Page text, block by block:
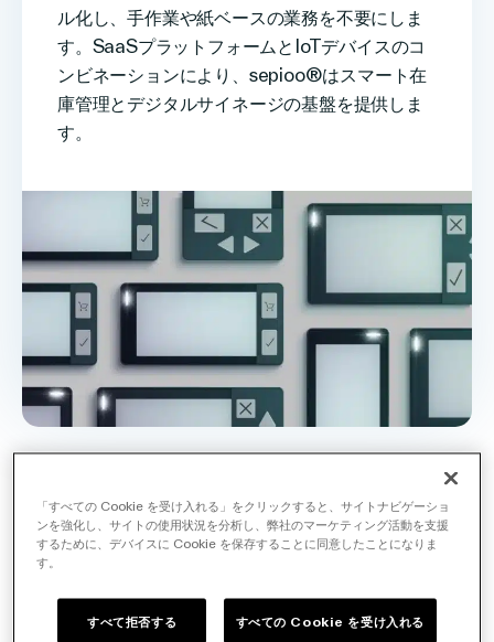
日本語
ル化し、手作業や紙ベースの業務を不要にしま
す。SaaSプラットフォームとIoTデバイスのコ
ンビネーションにより、sepioo®はスマート在
庫管理とデジタルサイネージの基盤を提供しま
す。
PDi
Digital
の特
「すべての Cookie を受け入れる」をクリックすると、サイトナビゲーショ
ンを強化し、サイトの使用状況を分析し、弊社のマーケティング活動を支援
するために、デバイスに Cookie を保存することに同意したことになりま
す。
すべて拒否する すべての Cookie を受け入れる